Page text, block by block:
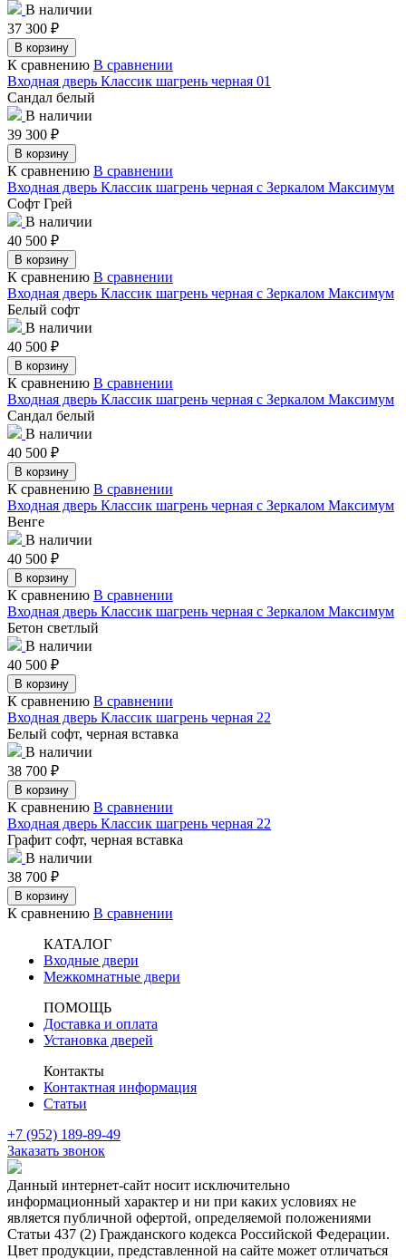
В наличии
37 300 ₽
В корзину
К сравнению В сравнении
Входная дверь Классик шагрень черная 01
Сандал белый
В наличии
39 300 ₽
В корзину
К сравнению В сравнении
Входная дверь Классик шагрень черная с Зеркалом Максимум
Софт Грей
В наличии
40 500 ₽
В корзину
К сравнению В сравнении
Входная дверь Классик шагрень черная с Зеркалом Максимум
Белый софт
В наличии
40 500 ₽
В корзину
К сравнению В сравнении
Входная дверь Классик шагрень черная с Зеркалом Максимум
Сандал белый
В наличии
40 500 ₽
В корзину
К сравнению В сравнении
Входная дверь Классик шагрень черная с Зеркалом Максимум
Венге
В наличии
40 500 ₽
В корзину
К сравнению В сравнении
Входная дверь Классик шагрень черная с Зеркалом Максимум
Бетон светлый
В наличии
40 500 ₽
В корзину
К сравнению В сравнении
Входная дверь Классик шагрень черная 22
Белый софт, черная вставка
В наличии
38 700 ₽
В корзину
К сравнению В сравнении
Входная дверь Классик шагрень черная 22
Графит софт, черная вставка
В наличии
38 700 ₽
В корзину
К сравнению В сравнении
КАТАЛОГ
Входные двери
Межкомнатные двери
ПОМОЩЬ
Доставка и оплата
Установка дверей
Контакты
Контактная информация
Статьи
+7 (952) 189-89-49
Заказать звонок
Данный интернет-сайт носит исключительно
информационный характер и ни при каких условиях не
является публичной офертой, определяемой положениями
Статьи 437 (2) Гражданского кодекса Российской Федерации.
Цвет продукции, представленной на сайте может отличаться